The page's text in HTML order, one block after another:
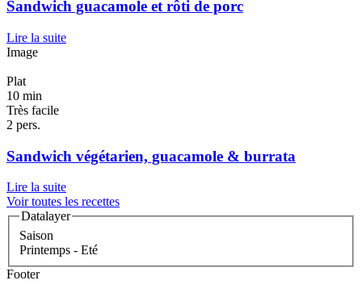
Sandwich guacamole et rôti de porc
Lire la suite
Image
Plat
10 min
Très facile
2 pers.
Sandwich végétarien, guacamole & burrata
Lire la suite
Voir toutes les recettes
Datalayer
Saison
Printemps - Eté
Footer